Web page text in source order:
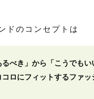
ドのコンセプトは
るべき」から「こうでも
コロにフィットするファ